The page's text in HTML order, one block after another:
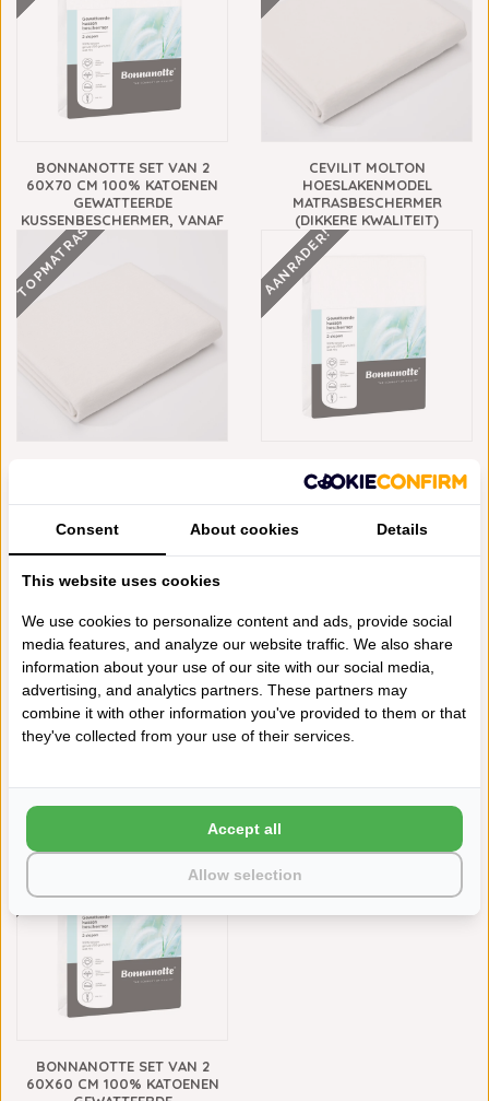
BONNANOTTE SET VAN 2
60X70 CM 100% KATOENEN
GEWATTEERDE
KUSSENBESCHERMER, VANAF
€24,95
CEVILIT MOLTON
HOESLAKENMODEL
MATRASBESCHERMER
(DIKKERE KWALITEIT)
€64,75
TOPMATRAS
MATRASBESCHERMER
€75,00
AANRADER!
60X90 CM 100% KATOENEN
GEWATTEERDE
€32,95
OP=OP
MATRASBESCHERMER
AANRADER!
50X70 CM 100% KATOENEN
AANRADER!
BONNANOTTE SET VAN 2
60X60 CM 100% KATOENEN
Consent About cookies Details
This website uses cookies
We use cookies to personalize content and ads, provide social
media features, and analyze our website traffic. We also share
information about your use of our site with our social media,
advertising, and analytics partners. These partners may
combine it with other information you've provided to them or that
they've collected from your use of their services.
Allow selection
Accept all